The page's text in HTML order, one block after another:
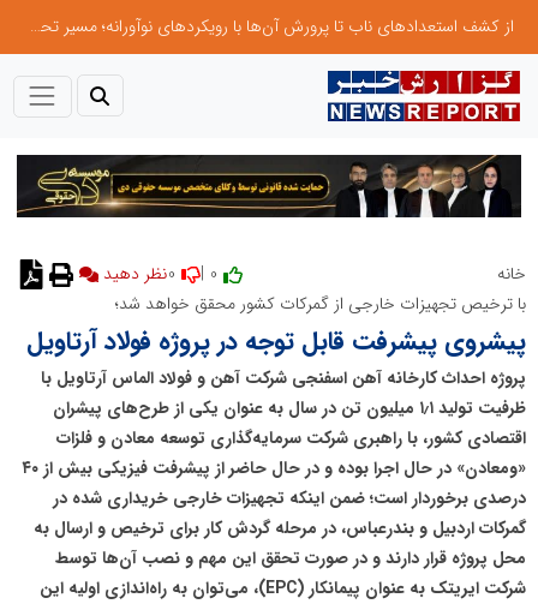
از کشف استعدادهای ناب تا پرورش آن‌ها با رویکردهای نوآورانه؛ مسیر تحول‌آفرین شنای ایران در سطح جهانی
خانه
با ترخیص تجهیزات خارجی از گمرکات کشور محقق خواهد شد؛
پیشروی پیشرفت قابل توجه در پروژه فولاد آرتاویل
پروژه احداث کارخانه آهن اسفنجی شرکت آهن و فولاد الماس آرتاویل با
ظرفیت تولید ۱٫۱ میلیون تن در سال به عنوان یکی از طرح‌های پیشران
اقتصادی کشور، با راهبری شرکت سرمایه‌گذاری توسعه معادن و فلزات
«ومعادن» در حال اجرا بوده و در حال حاضر از پیشرفت فیزیکی بیش از ۴۰
درصدی برخوردار است؛ ضمن اینکه تجهیزات خارجی خریداری شده در
گمرکات اردبیل و بندرعباس، در مرحله گردش کار برای ترخیص و ارسال به
محل پروژه قرار دارند و در صورت تحقق این مهم و نصب آن‌ها توسط
شرکت ایریتک به عنوان پیمانکار (EPC)، می‌توان به راه‌اندازی اولیه این